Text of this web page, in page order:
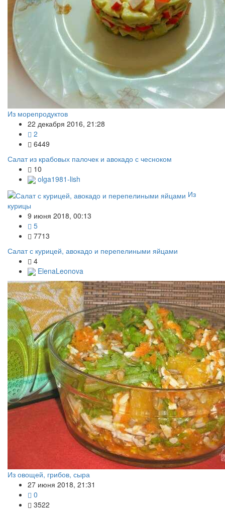
Из морепродуктов
22 декабря 2016, 21:28
2
6449
Салат из крабовых палочек и авокадо с чесноком
10
olga1981-lish
Из
курицы
9 июня 2018, 00:13
5
7713
Салат с курицей, авокадо и перепелиными яйцами
4
ElenaLeonova
Из овощей, грибов, сыра
27 июня 2018, 21:31
0
3522